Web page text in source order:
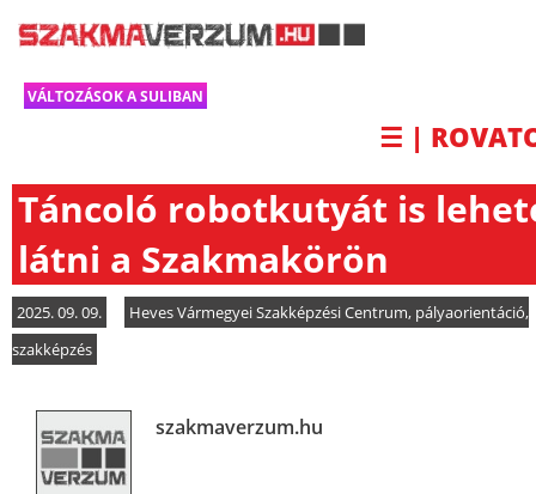
VÁLTOZÁSOK A SULIBAN
☰ |
Táncoló robotkutyát is
látni a Szakmakörön
2025. 09. 09. Heves Vármegyei Szakképzési Centrum, pályaorientáció,
szakképzés
szakmaverzum.hu